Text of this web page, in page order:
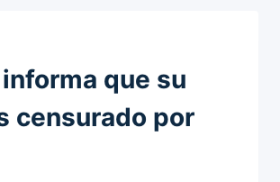
que su
censurado por